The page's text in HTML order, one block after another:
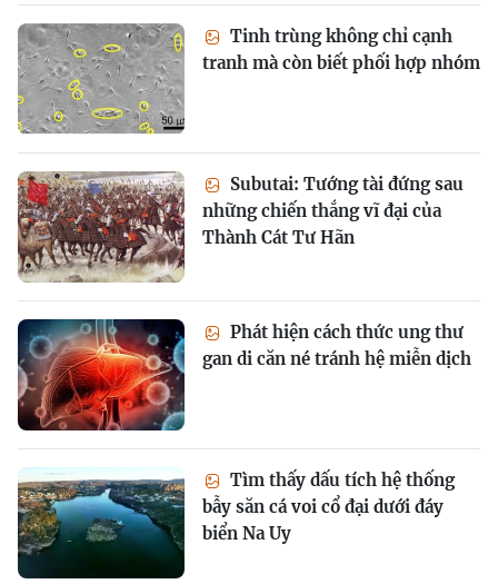
Tinh trùng không chỉ cạnh
tranh mà còn biết phối hợp nhóm
Subutai: Tướng tài đứng sau
những chiến thắng vĩ đại của
Thành Cát Tư Hãn
Phát hiện cách thức ung thư
gan di căn né tránh hệ miễn dịch
Tìm thấy dấu tích hệ thống
bẫy săn cá voi cổ đại dưới đáy
biển Na Uy